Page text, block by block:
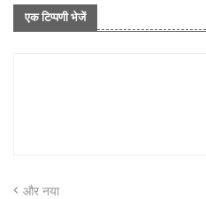
एक टिप्पणी भेजें
और नया